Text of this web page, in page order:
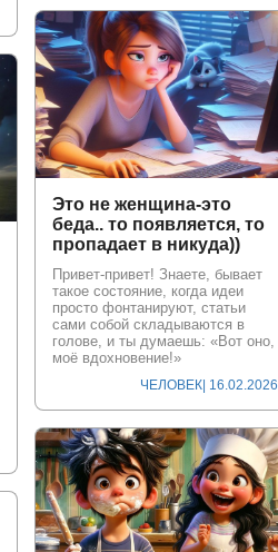
Это не женщина-это
беда.. то появляется, то
пропадает в никуда))
Привет-привет! Знаете, бывает
такое состояние, когда идеи
просто фонтанируют, статьи
сами собой складываются в
голове, и ты думаешь: «Вот оно,
моё вдохновение!»
ЧЕЛОВЕК| 16.02.2026